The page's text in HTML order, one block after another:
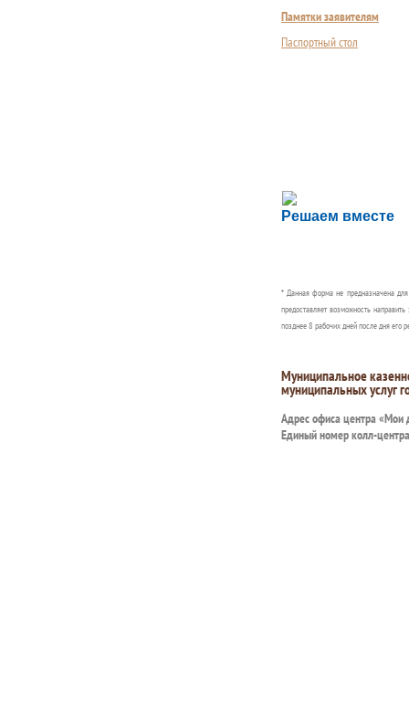
Памятки заявителям
Паспортный стол
Решаем вместе
Сложности с
Сообщите об этом
* Данная форма не предназначена
предоставляет возможность
позднее 8 рабочих дней после дня его
Муниципальное
муниципальных услуг
Адрес офиса центра «Мои
Единый номер колл-